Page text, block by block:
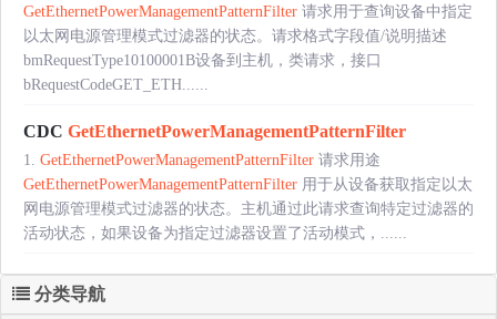
GetEthernetPowerManagementPatternFilter 请求用于查询设备中指定
以太网电源管理模式过滤器的状态。请求格式字段值/说明描述
bmRequestType10100001B设备到主机，类请求，接口
bRequestCodeGET_ETH......
CDC GetEthernetPowerManagementPatternFilter
1. GetEthernetPowerManagementPatternFilter 请求用途
GetEthernetPowerManagementPatternFilter 用于从设备获取指定以太
网电源管理模式过滤器的状态。主机通过此请求查询特定过滤器的
活动状态，如果设备为指定过滤器设置了活动模式，......
分类导航